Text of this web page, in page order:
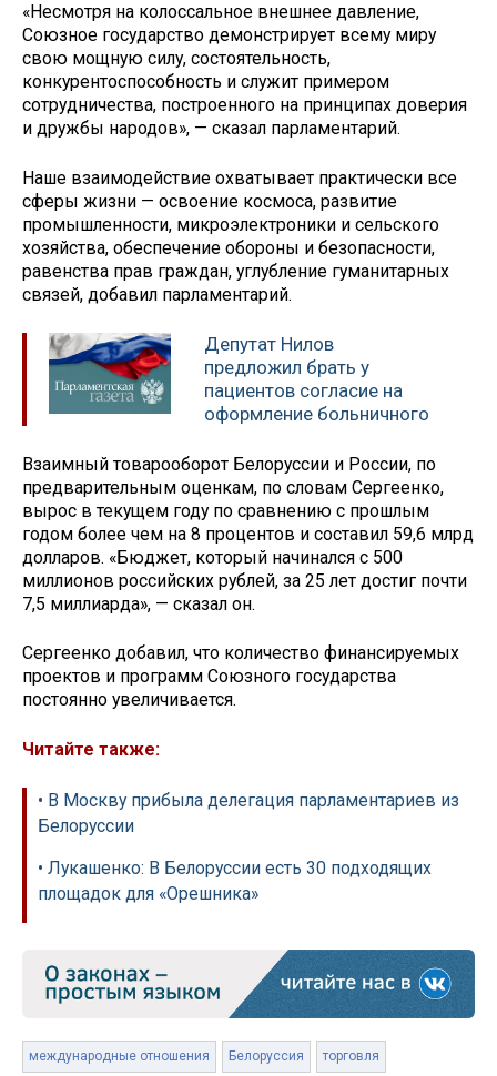
«Несмотря на колоссальное внешнее давление,
Союзное государство демонстрирует всему миру
свою мощную силу, состоятельность,
конкурентоспособность и служит примером
сотрудничества, построенного на принципах доверия
и дружбы народов», — сказал парламентарий.
Наше взаимодействие охватывает практически все
сферы жизни — освоение космоса, развитие
промышленности, микроэлектроники и сельского
хозяйства, обеспечение обороны и безопасности,
равенства прав граждан, углубление гуманитарных
связей, добавил парламентарий.
Депутат Нилов
предложил брать у
пациентов согласие на
оформление больничного
Взаимный товарооборот Белоруссии и России, по
предварительным оценкам, по словам Сергеенко,
вырос в текущем году по сравнению с прошлым
годом более чем на 8 процентов и составил 59,6 млрд
долларов. «Бюджет, который начинался с 500
миллионов российских рублей, за 25 лет достиг почти
7,5 миллиарда», — сказал он.
Сергеенко добавил, что количество финансируемых
проектов и программ Союзного государства
постоянно увеличивается.
Читайте также:
• В Москву прибыла делегация парламентариев из
Белоруссии
• Лукашенко: В Белоруссии есть 30 подходящих
площадок для «Орешника»
международные отношения Белоруссия торговля